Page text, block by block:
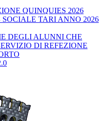
QUINQUIES 2026
SOCIALE TARI ANNO 2026
DEGLI ALUNNI CHE
DI REFEZIONE